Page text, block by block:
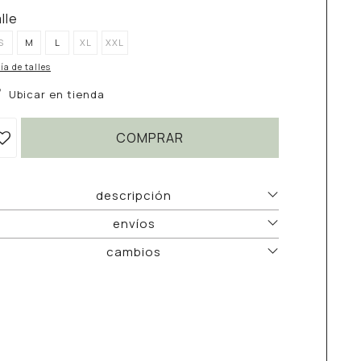
M L XL XXL
de talles
Ubicar en tienda
COMPRAR
descripción
envíos
cambios